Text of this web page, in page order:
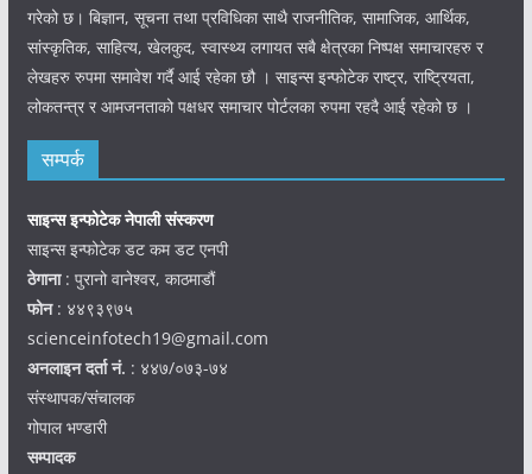
गरेको छ। बिज्ञान, सूचना तथा प्रविधिका साथै राजनीतिक, सामाजिक, आर्थिक,
सांस्कृतिक, साहित्य, खेलकुद, स्वास्थ्य लगायत सबै क्षेत्रका निष्पक्ष समाचारहरु र
लेखहरु रुपमा समावेश गर्दै आई रहेका छौ । साइन्स इन्फोटेक राष्ट्र, राष्ट्रियता,
लोकतन्त्र र आमजनताको पक्षधर समाचार पोर्टलका रुपमा रहदै आई रहेको छ ।
सम्पर्क
साइन्स इन्फोटेक नेपाली संस्करण
साइन्स इन्फोटेक डट कम डट एनपी
ठेगाना: पुरानो वानेश्वर, काठमाडौं
फोन: ४४९३९७५
scienceinfotech19@gmail.com
अनलाइन दर्ता नं. : ४४७/०७३-७४
संस्थापक/संचालक
गोपाल भण्डारी
सम्पादक